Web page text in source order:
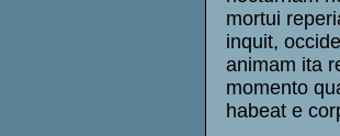
mortui
inquit,
animam ita
momento
habeat e